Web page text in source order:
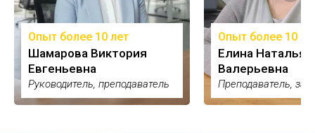
Опыт более 10 лет
Шамарова Виктория
Евгеньевна
Руководитель, преподаватель
Опыт более 10
Елина Наталья
Валерьевна
Преподаватель,